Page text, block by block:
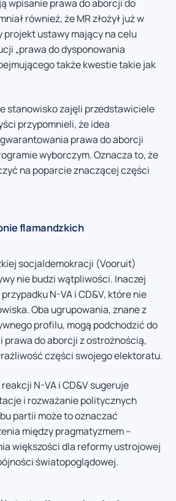
wpisanie prawa do aborcji do
również, że MR złożył już w
projekt ustawy mający na celu
„prawa do dysponowania
także kwestie takie jak
stanowisko zajęli przedstawiciele
przypomnieli, że idea
prawa do aborcji
wyborczym. Oznacza to, że
na poparcie znaczącej części
flamandzkich
socjaldemokracji (Vooruit)
nie budzi wątpliwości. Inaczej
N-VA i CD&V, które nie
Oba ugrupowania, znane z
profilu, mogą podchodzić do
do aborcji z ostrożnością,
części swojego elektoratu.
N-VA i CD&V sugeruje
i rozważanie politycznych
partii może to oznaczać
między pragmatyzmem –
większości dla reformy ustrojowej
światopoglądowej.